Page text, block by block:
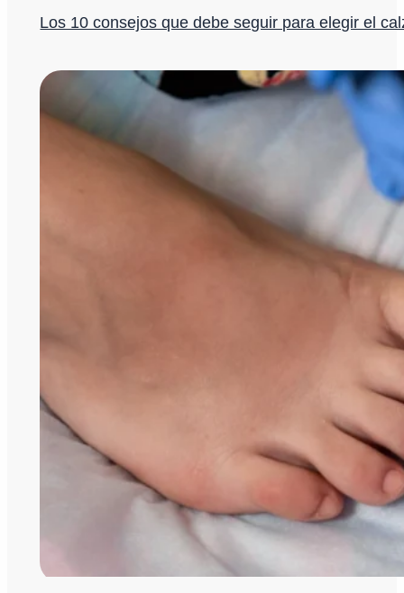
Los 10 consejos que debe seguir para elegir el